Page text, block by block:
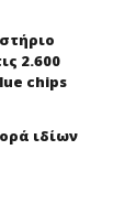
2.600
chips
ιδίων